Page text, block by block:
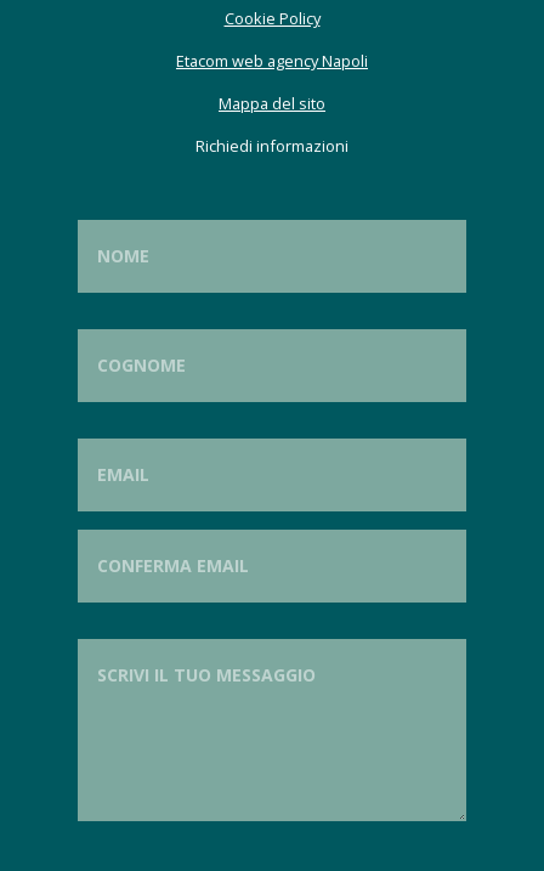
Cookie Policy
Etacom web agency Napoli
Mappa del sito
Richiedi informazioni